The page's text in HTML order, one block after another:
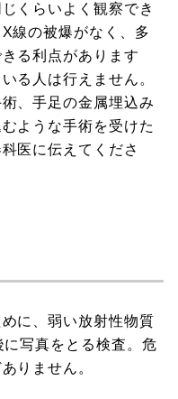
くらいよく観察でき
線の被爆がなく、多
る利点があります
る人は行えません。
、手足の金属埋込み
ような手術を受けた
医に伝えてくださ
に、弱い放射性物質
写真をとる検査。危
りません。